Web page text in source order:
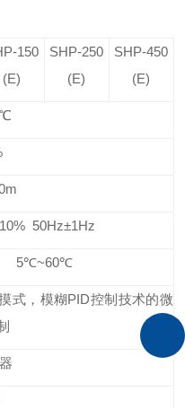
150
(E)
SHP-250
(E)
SHP-450
(E)
50Hz±1Hz
5℃~60℃
式，模糊PID控制技术的微